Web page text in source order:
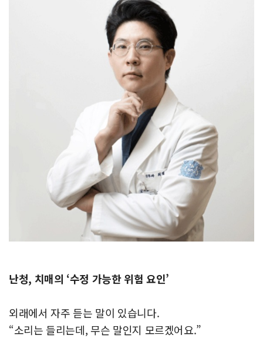
난청, 치매의 ‘수정 가능한 위험 요인’
외래에서 자주 듣는 말이 있습니다.
“소리는 들리는데, 무슨 말인지 모르겠어요.”